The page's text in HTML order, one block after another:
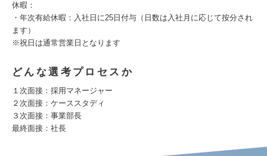
休暇：
・年次有給休暇：入社日に25日付与（日数は入社月に応じて按分され
ます）
※祝日は通常営業日となります
どんな選考プロセスか
１次面接：採用マネージャー
２次面接：ケーススタディ
３次面接：事業部長
最終面接：社長